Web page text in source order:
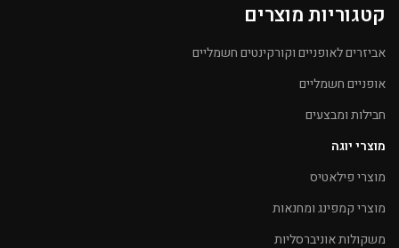
קטגוריות מוצרים
אביזרים לאופניים וקורקינטים חשמליים
אופניים חשמליים
חבילות ומבצעים
מוצרי יוגה
מוצרי פילאטיס
מוצרי קמפינג ומחנאות
משקולות אוניברסליות